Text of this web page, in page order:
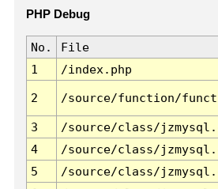
PHP Debug
No. File
1
/index.php
2 /source/function/
3 /source/class/
4
/source/class/
5
/source/class/